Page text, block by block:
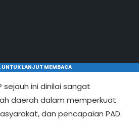
UNTUK LANJUT MEMBACA
sejauh ini dinilai sangat
daerah dalam memperkuat
dan pencapaian PAD.